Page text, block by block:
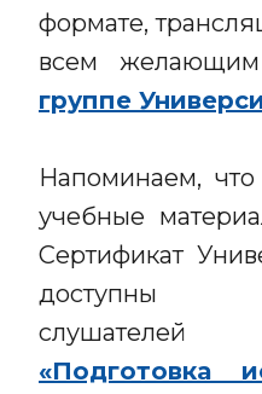
формате,
всем
группе
Напоминаем,
учебные
Сертификат
доступны
слушателей
«Подготовка